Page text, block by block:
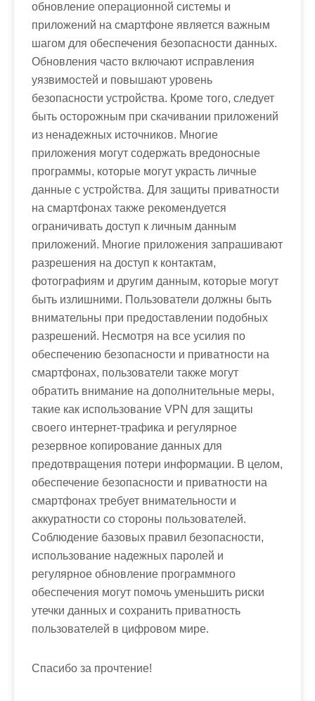
обновление операционной системы и
приложений на смартфоне является важным
шагом для обеспечения безопасности данных.
Обновления часто включают исправления
уязвимостей и повышают уровень
безопасности устройства. Кроме того, следует
быть осторожным при скачивании приложений
из ненадежных источников. Многие
приложения могут содержать вредоносные
программы, которые могут украсть личные
данные с устройства. Для защиты приватности
на смартфонах также рекомендуется
ограничивать доступ к личным данным
приложений. Многие приложения запрашивают
разрешения на доступ к контактам,
фотографиям и другим данным, которые могут
быть излишними. Пользователи должны быть
внимательны при предоставлении подобных
разрешений. Несмотря на все усилия по
обеспечению безопасности и приватности на
смартфонах, пользователи также могут
обратить внимание на дополнительные меры,
такие как использование VPN для защиты
своего интернет-трафика и регулярное
резервное копирование данных для
предотвращения потери информации. В целом,
обеспечение безопасности и приватности на
смартфонах требует внимательности и
аккуратности со стороны пользователей.
Соблюдение базовых правил безопасности,
использование надежных паролей и
регулярное обновление программного
обеспечения могут помочь уменьшить риски
утечки данных и сохранить приватность
пользователей в цифровом мире.
Спасибо за прочтение!